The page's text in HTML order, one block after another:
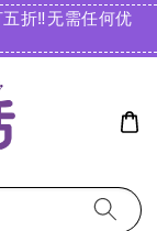
折‼️无需任何优